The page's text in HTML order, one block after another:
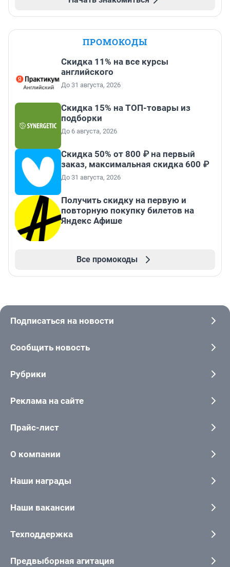
ПРОМОКОДЫ
Скидка 11% на все курсы
английского
До 31 августа, 2026
Скидка 15% на ТОП-товары из
подборки
До 6 августа, 2026
Скидка 50% от 800 ₽ на первый
заказ, максимальная скидка 600 ₽
До 31 августа, 2026
Получить скидку на первую и
повторную покупку билетов на
Яндекс Афише
Все промокоды
Подписаться на новости
Сообщить новость
Рубрики
Реклама на сайте
Прайс-лист
О компании
Наши награды
Наши вакансии
Техподдержка
Предвыборная агитация